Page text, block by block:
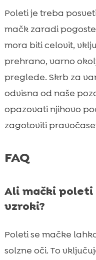
Poleti je treba
mačk zaradi
mora biti celovit,
prehrano, varno
preglede. Skrb za
odvisna od naše
opazovati njihovo
zagotoviti
FAQ
Ali mački poleti
vzroki?
Poleti se mačke
solzne oči. To